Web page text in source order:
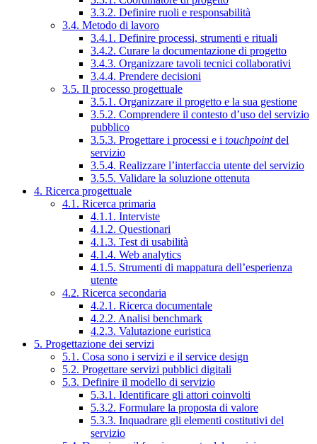
3.3.2. Definire ruoli e responsabilità
3.4. Metodo di lavoro
3.4.1. Definire processi, strumenti e rituali
3.4.2. Curare la documentazione di progetto
3.4.3. Organizzare tavoli tecnici collaborativi
3.4.4. Prendere decisioni
3.5. Il processo progettuale
3.5.1. Organizzare il progetto e la sua gestione
3.5.2. Comprendere il contesto d’uso del servizio
pubblico
3.5.3. Progettare i processi e i touchpointdel
servizio
3.5.4. Realizzare l’interfaccia utente del servizio
3.5.5. Validare la soluzione ottenuta
4. Ricerca progettuale
4.1. Ricerca primaria
4.1.1. Interviste
4.1.2. Questionari
4.1.3. Test di usabilità
4.1.4. Web analytics
4.1.5. Strumenti di mappatura dell’esperienza
utente
4.2. Ricerca secondaria
4.2.1. Ricerca documentale
4.2.2. Analisi benchmark
4.2.3. Valutazione euristica
5. Progettazione dei servizi
5.1. Cosa sono i servizi e il service design
5.2. Progettare servizi pubblici digitali
5.3. Definire il modello di servizio
5.3.1. Identificare gli attori coinvolti
5.3.2. Formulare la proposta di valore
5.3.3. Inquadrare gli elementi costitutivi del
servizio